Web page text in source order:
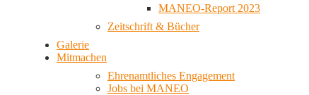
MANEO-Report 2023
Zeitschrift & Bücher
Galerie
Mitmachen
Ehrenamtliches Engagement
Jobs bei MANEO